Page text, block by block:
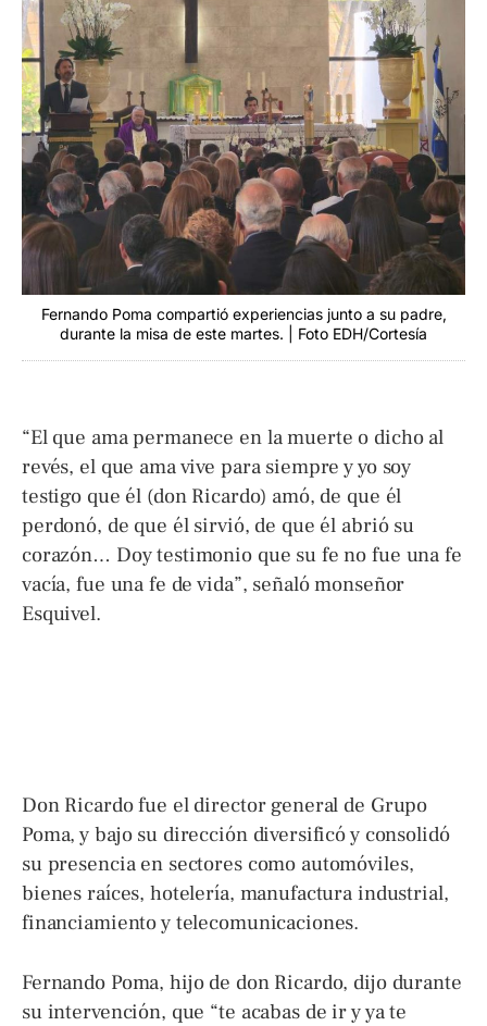
Fernando Poma compartió experiencias junto a su padre,
durante la misa de este martes. | Foto EDH/Cortesía
“El que ama permanece en la muerte o dicho al
revés, el que ama vive para siempre y yo soy
testigo que él (don Ricardo) amó, de que él
perdonó, de que él sirvió, de que él abrió su
corazón… Doy testimonio que su fe no fue una fe
vacía, fue una fe de vida”, señaló monseñor
Esquivel.
Don Ricardo fue el director general de Grupo
Poma, y bajo su dirección diversificó y consolidó
su presencia en sectores como automóviles,
bienes raíces, hotelería, manufactura industrial,
financiamiento y telecomunicaciones.
Fernando Poma, hijo de don Ricardo, dijo durante
su intervención, que “te acabas de ir y ya te